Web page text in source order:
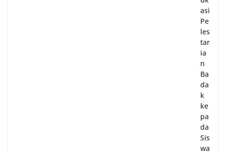
asi
Pe
les
tar
ia
n
Ba
da
k
ke
pa
da
Sis
wa